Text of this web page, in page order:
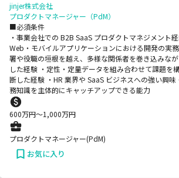
jinjer株式会社
プロダクトマネージャー（PdM）
■必須条件
・事業会社での B2B SaaS プロダクトマネジメント
Web・モバイルアプリケーションにおける開発の実
署や役職の垣根を越え、多様な関係者を巻き込みな
した経験 ・定性・定量データを組み合わせて課題を
断した経験 ・HR 業界や SaaS ビジネスへの強い興
務知識を主体的にキャッチアップできる能力
600万円〜1,000万円
プロダクトマネージャー(PdM)
お気に入り